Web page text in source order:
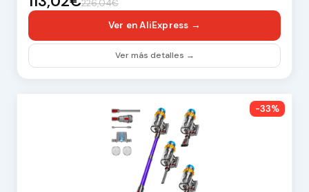
226,04€
Ver en AliExpress →
Ver más detalles →
-33%